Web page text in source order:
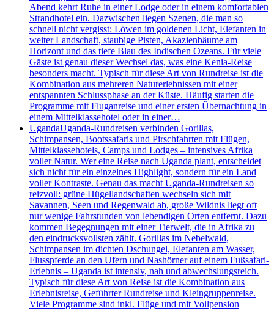
Abend kehrt Ruhe in einer Lodge oder in einem komfortablen
Strandhotel ein. Dazwischen liegen Szenen, die man so
schnell nicht vergisst: Löwen im goldenen Licht, Elefanten in
weiter Landschaft, staubige Pisten, Akazienbäume am
Horizont und das tiefe Blau des Indischen Ozeans. Für viele
Gäste ist genau dieser Wechsel das, was eine Kenia-Reise
besonders macht. Typisch für diese Art von Rundreise ist die
Kombination aus mehreren Naturerlebnissen mit einer
entspannten Schlussphase an der Küste. Häufig starten die
Programme mit Fluganreise und einer ersten Übernachtung in
einem Mittelklassehotel oder in einer…
UgandaUganda-Rundreisen verbinden Gorillas,
Schimpansen, Bootssafaris und Pirschfahrten mit Flügen,
Mittelklassehotels, Camps und Lodges – intensives Afrika
voller Natur. Wer eine Reise nach Uganda plant, entscheidet
sich nicht für ein einzelnes Highlight, sondern für ein Land
voller Kontraste. Genau das macht Uganda-Rundreisen so
reizvoll: grüne Hügellandschaften wechseln sich mit
Savannen, Seen und Regenwald ab, große Wildnis liegt oft
nur wenige Fahrstunden von lebendigen Orten entfernt. Dazu
kommen Begegnungen mit einer Tierwelt, die in Afrika zu
den eindrucksvollsten zählt. Gorillas im Nebelwald,
Schimpansen im dichten Dschungel, Elefanten am Wasser,
Flusspferde an den Ufern und Nashörner auf einem Fußsafari-
Erlebnis – Uganda ist intensiv, nah und abwechslungsreich.
Typisch für diese Art von Reise ist die Kombination aus
Erlebnisreise, Geführter Rundreise und Kleingruppenreise.
Viele Programme sind inkl. Flüge und mit Vollpension